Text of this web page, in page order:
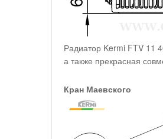
Радиатор Kermi FTV 11
а также прекрасная
Кран Маевского